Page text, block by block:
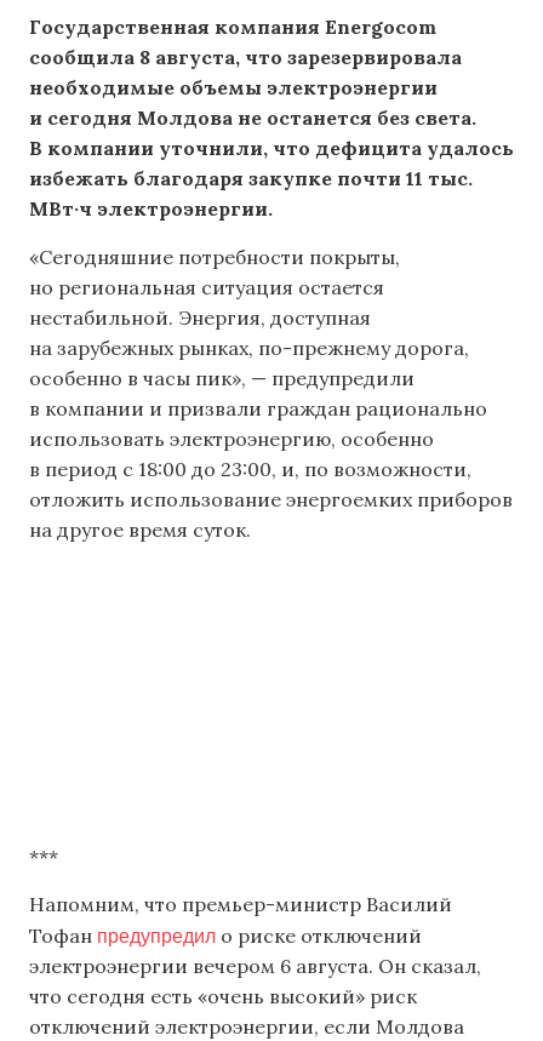
Государственная компания Energocom
сообщила 8 августа, что зарезервировала
необходимые объемы электроэнергии
и сегодня Молдова не останется без света.
В компании уточнили, что дефицита удалось
избежать благодаря закупке почти 11 тыс.
МВт·ч электроэнергии.
«Сегодняшние потребности покрыты,
но региональная ситуация остается
нестабильной. Энергия, доступная
на зарубежных рынках, по-прежнему дорога,
особенно в часы пик», — предупредили
в компании и призвали граждан рационально
использовать электроэнергию, особенно
в период с 18:00 до 23:00, и, по возможности,
отложить использование энергоемких приборов
на другое время суток.
***
Напомним, что премьер-министр Василий
Тофан предупредил о риске отключений
электроэнергии вечером 6 августа. Он сказал,
что сегодня есть «очень высокий» риск
отключений электроэнергии, если Молдова